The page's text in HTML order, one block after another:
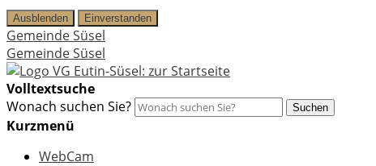
Ausblenden Einverstanden
Gemeinde Süsel
Gemeinde Süsel
Volltextsuche
Wonach suchen Sie?
Suchen
Kurzmenü
WebCam